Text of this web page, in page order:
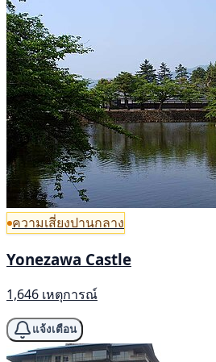
ความเสี่ยงปานกลาง
Yonezawa Castle
1,646 เหตุการณ์
แจ้งเตือน